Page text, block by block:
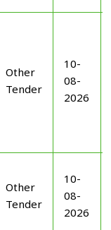
Other
Tender
10-
08-
2026
Other
Tender
10-
08-
2026